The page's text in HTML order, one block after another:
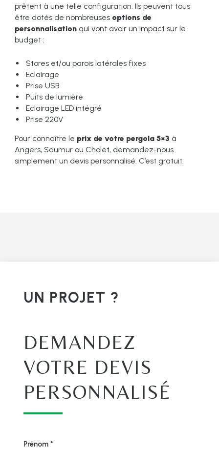
prêtent à une telle configuration. Ils peuvent tous
être dotés de nombreuses options de
personnalisation qui vont avoir un impact sur le
budget :
Stores et/ou parois latérales fixes
Eclairage
Prise USB
Puits de lumière
Eclairage LED intégré
Prise 220V
Pour connaître le prix de votre pergola 5×3 à
Angers, Saumur ou Cholet, demandez-nous
simplement un devis personnalisé. C’est gratuit.
UN PROJET ?
DEMANDEZ
VOTRE DEVIS
PERSONNALISÉ
Prénom *